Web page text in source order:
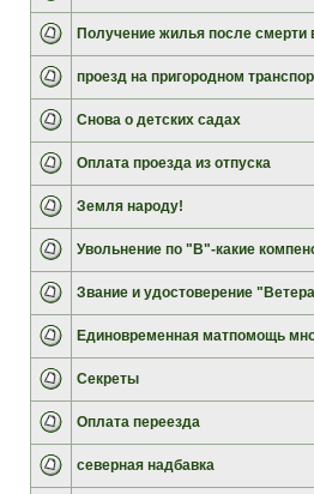
Получение жилья после смерти
проезд на пригородном
Снова о детских садах
Оплата проезда из отпуска
Земля народу!
Увольнение по "В"-какие
Звание и удостоверение
Единовременная матпомощь
Секреты
Оплата переезда
северная надбавка